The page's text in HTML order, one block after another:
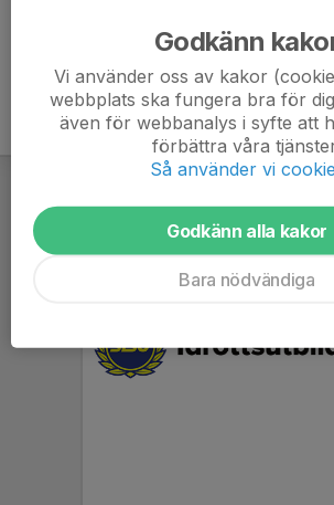
Godkänn
Vi använder oss av kakor
webbplats ska fungera bra för
även för webbanalys i syfte att
förbättra våra
Så använder vi
Godkänn alla kakor
Bara nödvändiga